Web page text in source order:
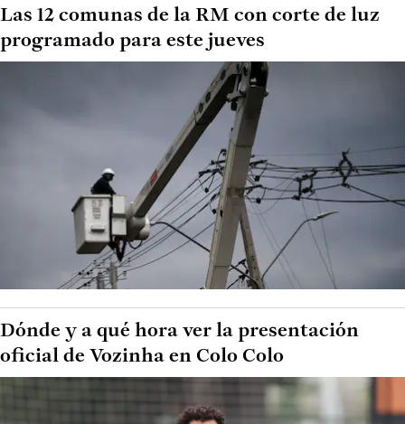
Las 12 comunas de la RM con corte de luz
programado para este jueves
Dónde y a qué hora ver la presentación
oficial de Vozinha en Colo Colo